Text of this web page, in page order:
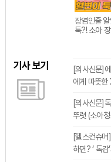
장염인줄
툭?! 소아
기사 보기
[의사신문]
에게 따뜻한
[의사신문]
뚜렷 (소아
[헬스컨슈
하면? ‘ 독